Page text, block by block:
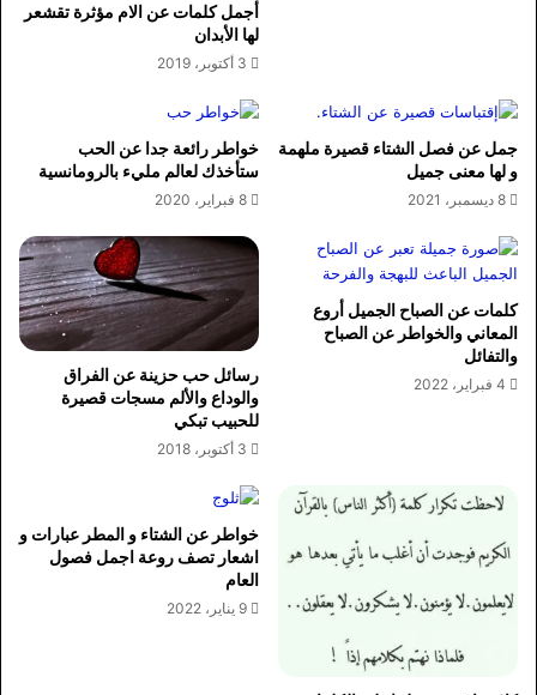
أجمل كلمات عن الام مؤثرة تقشعر
لها الأبدان
3 أكتوبر، 2019
جمل عن فصل الشتاء قصيرة ملهمة
و لها معنى جميل
8 ديسمبر، 2021
خواطر رائعة جدا عن الحب
ستأخذك لعالم مليء بالرومانسية
8 فبراير، 2020
كلمات عن الصباح الجميل أروع
المعاني والخواطر عن الصباح
والتفائل
4 فبراير، 2022
رسائل حب حزينة عن الفراق
والوداع والألم مسجات قصيرة
للحبيب تبكي
3 أكتوبر، 2018
خواطر عن الشتاء و المطر عبارات و
اشعار تصف روعة اجمل فصول
العام
9 يناير، 2022